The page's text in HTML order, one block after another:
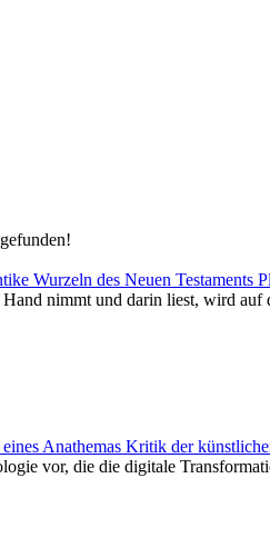
nimmt und darin liest, wird
Kritik der
vor, die die digitale